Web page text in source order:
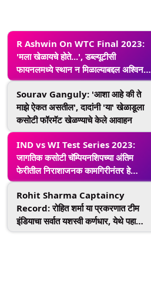
R Ashwin On WTC Final 2023:
'मला खेळायचे होते...', डब्ल्यूटीसी
फायनलमध्ये स्थान न मिळाल्याबद्दल अश्विनने
मौन सोडले; सांगितले संपूर्ण सत्य
Sourav Ganguly: 'आशा आहे की ते
माझे ऐकत असतील', दादांनी 'या' खेळाडूला
कसोटी फॉरमॅट खेळण्याचे केले आवाहन
IND vs WI Test Series 2023:
जागतिक कसोटी चॅम्पियनशिपच्या अंतिम
फेरीतील निराशाजनक कामगिरीनंतर हे
भारतीय खेळाडू अडचणीत, आगामी मालिकेतून
बाहेर होण्याची शक्यता
Rohit Sharma Captaincy
Record: रोहित शर्मा या प्रकरणात टीम
इंडियाचा सर्वात यशस्वी कर्णधार, येथे पहा
जबरदस्त आकडेवारी